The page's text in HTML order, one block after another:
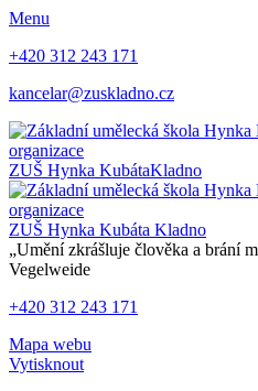
Menu
+420 312 243 171
kancelar@zuskladno.cz
ZUŠ Hynka KubátaKladno
ZUŠ Hynka Kubáta Kladno
„Umění zkrášluje člověka a brání
Vegelweide
+420 312 243 171
Mapa webu
Vytisknout